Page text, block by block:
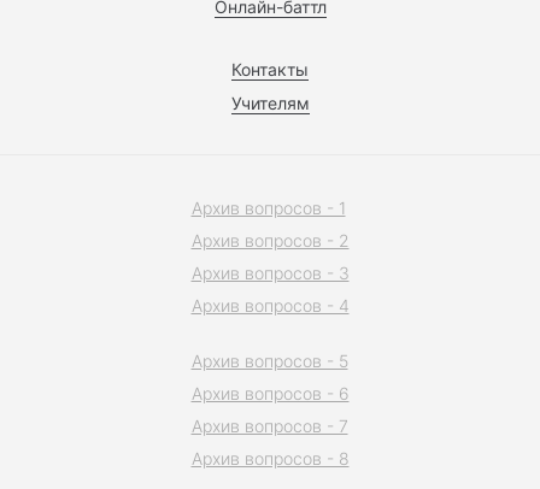
Онлайн-баттл
Контакты
Учителям
Архив вопросов - 1
Архив вопросов - 2
Архив вопросов - 3
Архив вопросов - 4
Архив вопросов - 5
Архив вопросов - 6
Архив вопросов - 7
Архив вопросов - 8